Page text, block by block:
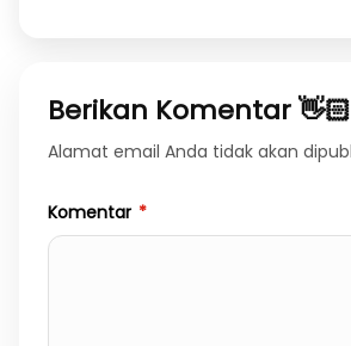
Berikan Komentar 👋🏻
Alamat email Anda tidak akan
Komentar *